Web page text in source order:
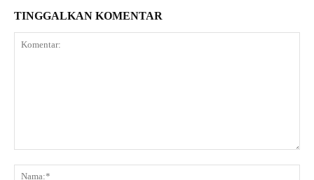
TINGGALKAN KOMENTAR